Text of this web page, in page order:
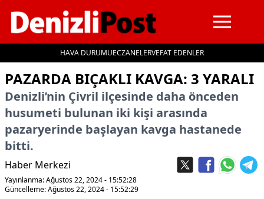
HAVA DURUMUECZANELERVEFAT EDENLER
PAZARDA BIÇAKLI KAVGA: 3 YARALI
Denizli’nin Çivril ilçesinde daha önceden
husumeti bulunan iki kişi arasında
pazaryerinde başlayan kavga hastanede
bitti.
Haber Merkezi
Yayınlanma: Ağustos 22, 2024 - 15:52:28
Güncelleme: Ağustos 22, 2024 - 15:52:29